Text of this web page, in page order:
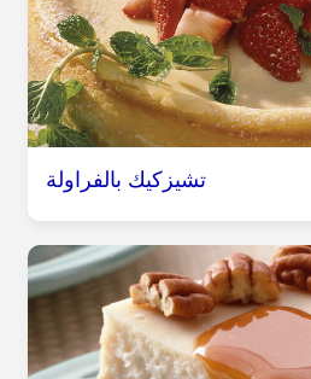
تشيزكيك بالفراولة